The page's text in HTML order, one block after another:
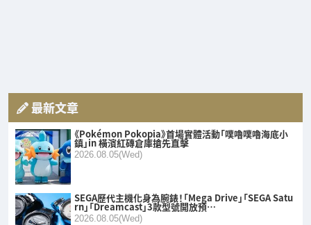
最新文章
《Pokémon Pokopia》首場實體活動「噗嚕噗嚕海底小
鎮」in 橫濱紅磚倉庫搶先直擊
2026.08.05(Wed)
SEGA歷代主機化身為腕錶！「Mega Drive」「SEGA Satu
rn」「Dreamcast」3款型號開放預…
2026.08.05(Wed)